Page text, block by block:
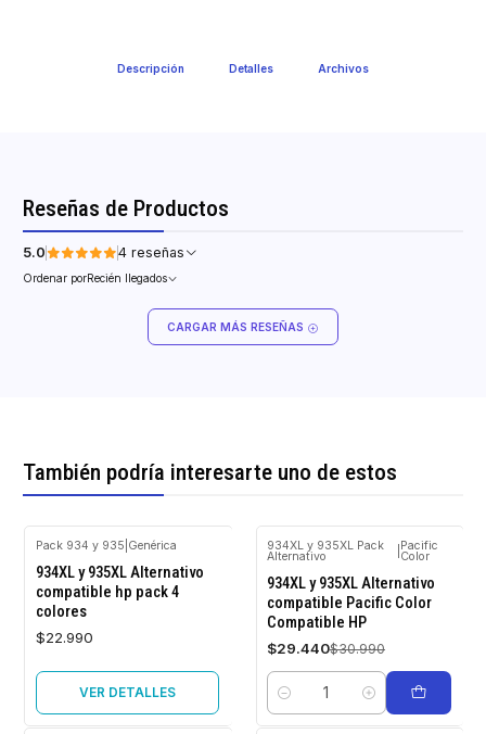
Descripción Detalles Archivos
Reseñas de Productos
5.0 4 reseñas
Ordenar porRecién llegados
CARGAR MÁS RESEÑAS
También podría interesarte uno de estos
Pack 934 y 935 Genérica
934XL y 935XL Alternativo
compatible hp pack 4
colores
$22.990
VER DETALLES
OFF
934XL y 935XL Pack
Alternativo
Pacific
Color
934XL y 935XL Alternativo
compatible Pacific Color
Compatible HP
$29.440$30.990
Cantidad